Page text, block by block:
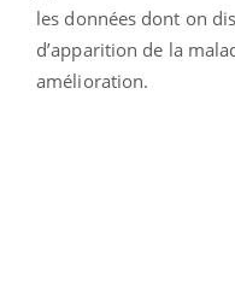
les données dont on
d’apparition de la
amélioration.